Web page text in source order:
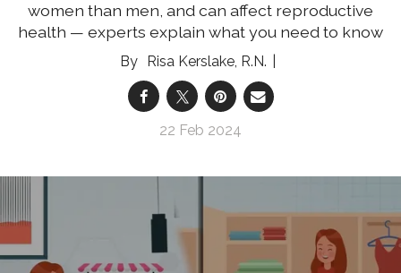
women than men, and can affect reproductive
health — experts explain what you need to know
Risa Kerslake, R.N.
22 Feb 2024